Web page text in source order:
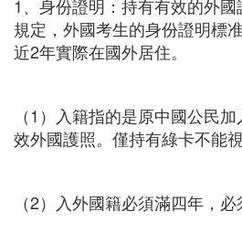
1、身份證明：持有有效的外
規定，外國考生的身份證明標
近2年實際在國外居住。
（1）入籍指的是原中國公民
效外國護照。僅持有綠卡不能
（2）入外國籍必須滿四年，